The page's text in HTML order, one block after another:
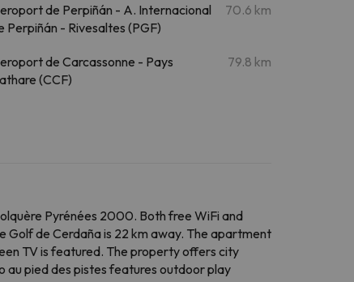
de Perpiñán - A. Internacional
Perpiñán - Rivesaltes (PGF)
70.6 km
de Carcassonne - Pays
(CCF)
79.8 km
Pyrénées 2000. Both free WiFi and
Golf de Cerdaña is 22 km away. The apartment
TV is featured. The property offers city
au pied des pistes features outdoor play